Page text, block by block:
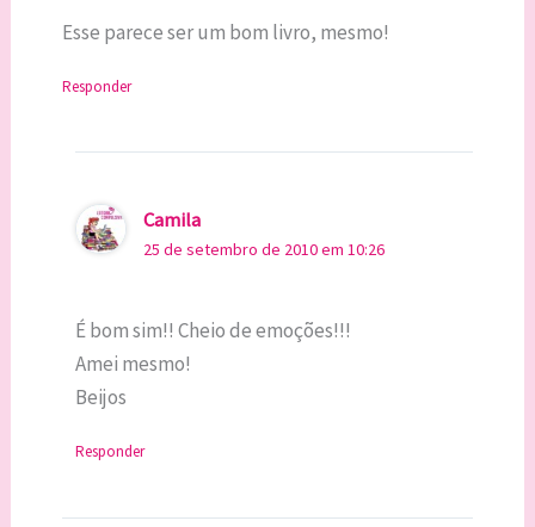
Esse parece ser um bom livro, mesmo!
Responder
Camila
25 de setembro de 2010 em 10:26
É bom sim!! Cheio de emoções!!!
Amei mesmo!
Beijos
Responder